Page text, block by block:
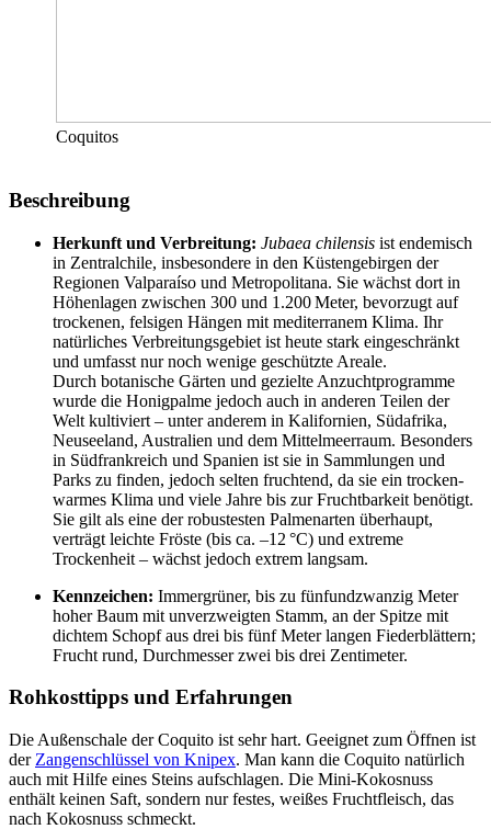
Coquitos
Beschreibung
Herkunft und Verbreitung: Jubaea chilensis ist endemisch
in Zentralchile, insbesondere in den Küstengebirgen der
Regionen Valparaíso und Metropolitana. Sie wächst dort in
Höhenlagen zwischen 300 und 1.200 Meter, bevorzugt auf
trockenen, felsigen Hängen mit mediterranem Klima. Ihr
natürliches Verbreitungsgebiet ist heute stark eingeschränkt
und umfasst nur noch wenige geschützte Areale.
Durch botanische Gärten und gezielte Anzuchtprogramme
wurde die Honigpalme jedoch auch in anderen Teilen der
Welt kultiviert – unter anderem in Kalifornien, Südafrika,
Neuseeland, Australien und dem Mittelmeerraum. Besonders
in Südfrankreich und Spanien ist sie in Sammlungen und
Parks zu finden, jedoch selten fruchtend, da sie ein trocken-
warmes Klima und viele Jahre bis zur Fruchtbarkeit benötigt.
Sie gilt als eine der robustesten Palmenarten überhaupt,
verträgt leichte Fröste (bis ca. –12 °C) und extreme
Trockenheit – wächst jedoch extrem langsam.
Kennzeichen: Immergrüner, bis zu fünfundzwanzig Meter
hoher Baum mit unverzweigten Stamm, an der Spitze mit
dichtem Schopf aus drei bis fünf Meter langen Fiederblättern;
Frucht rund, Durchmesser zwei bis drei Zentimeter.
Rohkosttipps und Erfahrungen
Die Außenschale der Coquito ist sehr hart. Geeignet zum Öffnen ist
der Zangenschlüssel von Knipex. Man kann die Coquito natürlich
auch mit Hilfe eines Steins aufschlagen. Die Mini-Kokosnuss
enthält keinen Saft, sondern nur festes, weißes Fruchtfleisch, das
nach Kokosnuss schmeckt.